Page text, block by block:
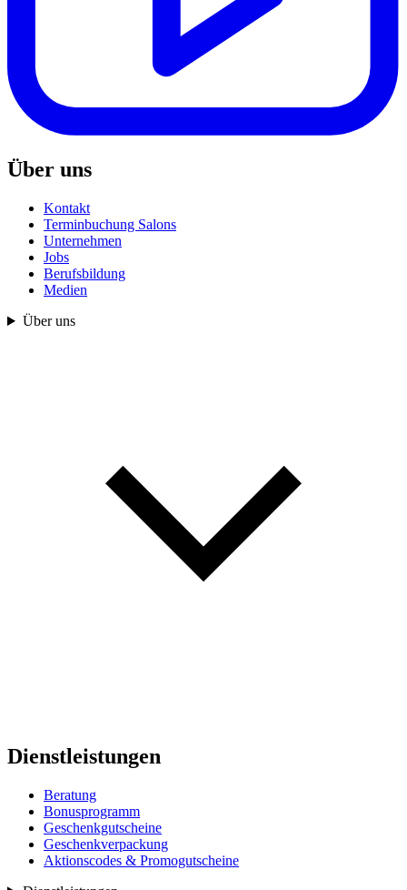
Über uns
Kontakt
Terminbuchung Salons
Unternehmen
Jobs
Berufsbildung
Medien
Über uns
Dienstleistungen
Beratung
Bonusprogramm
Geschenkgutscheine
Geschenkverpackung
Aktionscodes & Promogutscheine